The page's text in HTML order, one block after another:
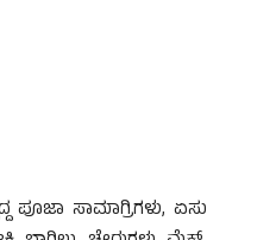
ಸಾಮಾಗ್ರಿಗಳು, ಏಸು